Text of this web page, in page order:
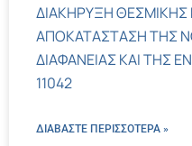
ΔΙΑΚΗΡΥΞΗ ΘΕΣΜΙΚΗΣ
ΑΠΟΚΑΤΑΣΤΑΣΗ ΤΗΣ
ΔΙΑΦΑΝΕΙΑΣ ΚΑΙ ΤΗΣ
11042
ΔΙΑΒΑΣΤΕ ΠΕΡΙΣΣΌΤΕΡΑ »